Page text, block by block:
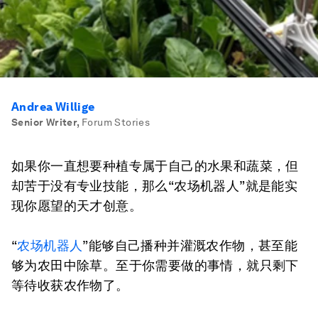
Andrea Willige
Senior Writer, Forum Stories
如果你一直想要种植专属于自己的水果和蔬菜，但
却苦于没有专业技能，那么“农场机器人”就是能实
现你愿望的天才创意。
“农场机器人 ”能够自己播种并灌溉农作物，甚至能
够为农田中除草。至于你需要做的事情，就只剩下
等待收获农作物了。